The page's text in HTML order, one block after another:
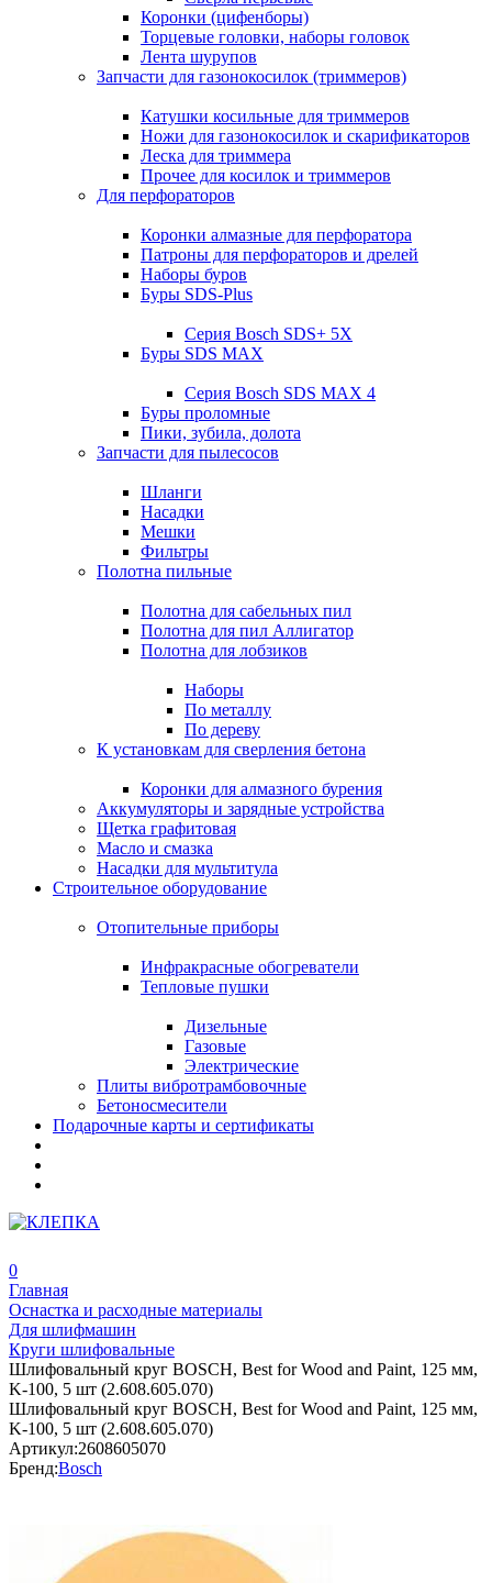
Коронки (цифенборы)
Торцевые головки, наборы головок
Лента шурупов
Запчасти для газонокосилок (триммеров)
Катушки косильные для триммеров
Ножи для газонокосилок и скарификаторов
Леска для триммера
Прочее для косилок и триммеров
Для перфораторов
Коронки алмазные для перфоратора
Патроны для перфораторов и дрелей
Наборы буров
Буры SDS-Plus
Серия Bosch SDS+ 5X
Буры SDS MAX
Серия Bosch SDS MAX 4
Буры проломные
Пики, зубила, долота
Запчасти для пылесосов
Шланги
Насадки
Мешки
Фильтры
Полотна пильные
Полотна для сабельных пил
Полотна для пил Аллигатор
Полотна для лобзиков
Наборы
По металлу
По дереву
К установкам для сверления бетона
Коронки для алмазного бурения
Аккумуляторы и зарядные устройства
Щетка графитовая
Масло и смазка
Насадки для мультитула
Строительное оборудование
Отопительные приборы
Инфракрасные обогреватели
Тепловые пушки
Дизельные
Газовые
Электрические
Плиты вибротрамбовочные
Бетоносмесители
Подарочные карты и сертификаты
0
Главная
Оснастка и расходные материалы
Для шлифмашин
Круги шлифовальные
Шлифовальный круг BOSCH, Best for Wood and Paint, 125 мм,
K-100, 5 шт (2.608.605.070)
Шлифовальный круг BOSCH, Best for Wood and Paint, 125 мм,
K-100, 5 шт (2.608.605.070)
Артикул:2608605070
Бренд:Bosch